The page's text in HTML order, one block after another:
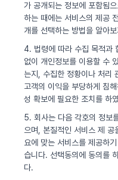
가 공개되는 정보에 포함됨
하는 때에는 서비스의 제공
개를 선택하는 방법을 알아
4. 법령에 따라 수집 목적과
없이 개인정보를 이용할 수
는지, 수집한 정황이나 처리
고객의 이익을 부당하게 침
성 확보에 필요한 조치를 하
5. 회사는 다음 각호의 정보
으며, 본질적인 서비스 제 공
요에 맞는 서비스를 제공하
습니다. 선택동의에 동의를
다.